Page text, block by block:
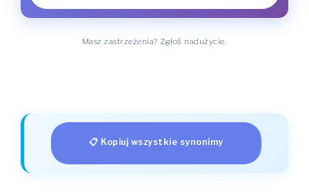
Masz zastrzeżenia? Zgłoś nadużycie.
📋 Kopiuj wszystkie synonimy